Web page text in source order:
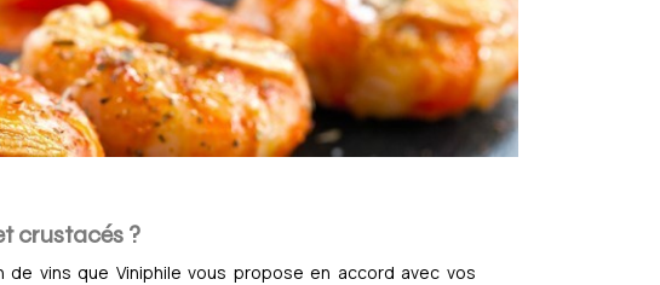
crustacés ?
vins que Viniphile vous propose en accord avec vos